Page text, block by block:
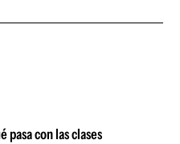
pasa con las clases